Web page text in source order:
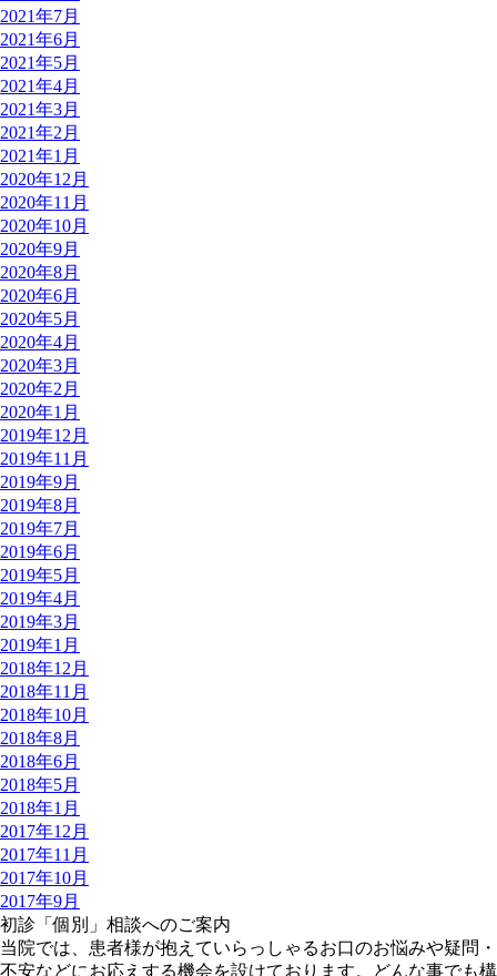
2021年7月
2021年6月
2021年5月
2021年4月
2021年3月
2021年2月
2021年1月
2020年12月
2020年11月
2020年10月
2020年9月
2020年8月
2020年6月
2020年5月
2020年4月
2020年3月
2020年2月
2020年1月
2019年12月
2019年11月
2019年9月
2019年8月
2019年7月
2019年6月
2019年5月
2019年4月
2019年3月
2019年1月
2018年12月
2018年11月
2018年10月
2018年8月
2018年6月
2018年5月
2018年1月
2017年12月
2017年11月
2017年10月
2017年9月
初診「個別」相談へのご案内
当院では、患者様が抱えていらっしゃるお口のお悩みや疑問・
不安などにお応えする機会を設けております。どんな事でも構